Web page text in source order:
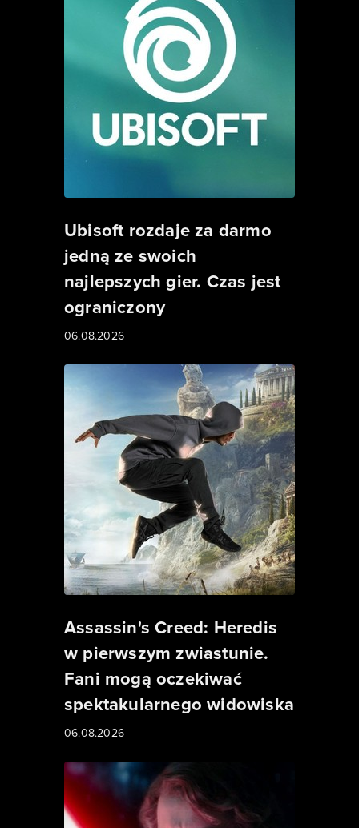
Ubisoft rozdaje za darmo
jedną ze swoich
najlepszych gier. Czas jest
ograniczony
06.08.2026
Assassin's Creed: Heredis
w pierwszym zwiastunie.
Fani mogą oczekiwać
spektakularnego widowiska
06.08.2026